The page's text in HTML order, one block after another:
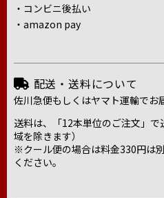
・コンビニ後払い
・amazon pay
配送・送料について
佐川急便もしくはヤマト運輸でお
送料は、「12本単位のご注文」
域を除きます）
※クール便の場合は料金330円は
ください。